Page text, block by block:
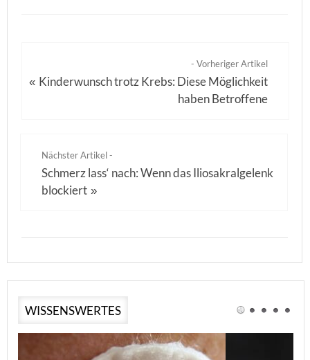
- Vorheriger Artikel
« Kinderwunsch trotz Krebs: Diese Möglichkeit
haben Betroffene
Nächster Artikel -
Schmerz lass‘ nach: Wenn das Iliosakralgelenk
blockiert »
WISSENSWERTES